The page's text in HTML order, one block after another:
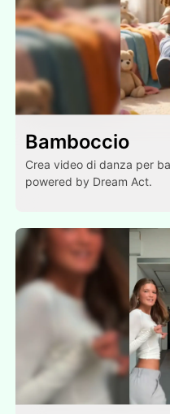
Bamboccio
Crea video di danza per
powered by Dream Act.